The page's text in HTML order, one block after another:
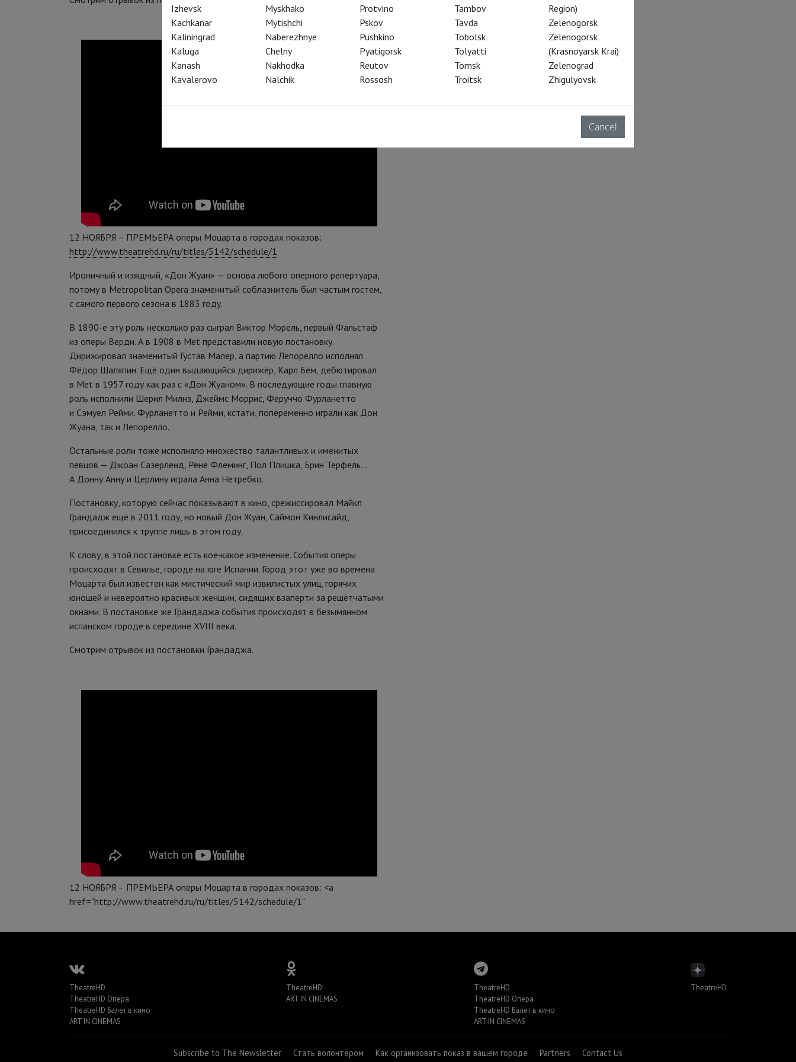
12 НОЯБРЯ – ПРЕМЬЕРА оперы Моцарта в городах показов:
http://www.theatrehd.ru/ru/titles/5142/schedule/1
Ироничный и изящный, «Дон Жуан» — основа любого оперного репертуара,
потому в Metropolitan Opera знаменитый соблазнитель был частым гостем,
с самого первого сезона в 1883 году.
В 1890-е эту роль несколько раз сыграл Виктор Морель, первый Фальстаф
из оперы Верди. А в 1908 в Met представили новую постановку.
Дирижировал знаменитый Густав Малер, а партию Лепорелло исполнял
Фёдор Шаляпин. Ещё один выдающийся дирижёр, Карл Бём, дебютировал
в Met в 1957 году как раз с «Дон Жуаном». В последующие годы главную
роль исполнили Шерил Милнз, Джеймс Моррис, Феруччо Фурланетто
и Сэмуел Рейми. Фурланетто и Рейми, кстати, попеременно играли как Дон
Жуана, так и Лепорелло.
Остальные роли тоже исполняло множество талантливых и именитых
певцов — Джоан Сазерленд, Рене Флеминг, Пол Плишка, Брин Терфель…
А Донну Анну и Церлину играла Анна Нетребко.
Постановку, которую сейчас показывают в кино, срежиссировал Майкл
Грандадж ещё в 2011 году, но новый Дон Жуан, Саймон Кинлисайд,
присоединился к труппе лишь в этом году.
К слову, в этой постановке есть кое‑какое изменение. События оперы
происходят в Севилье, городе на юге Испании. Город этот уже во времена
Моцарта был известен как мистический мир извилистых улиц, горячих
юношей и невероятно красивых женщин, сидящих взаперти за решётчатыми
окнами. В постановке же Грандаджа события происходят в безымянном
испанском городе в середине XVIII века.
Смотрим отрывок из постановки Грандаджа.
12 НОЯБРЯ – ПРЕМЬЕРА оперы Моцарта в городах показов: <a
href="http://www.theatrehd.ru/ru/titles/5142/schedule/1"
TheatreHD
TheatreHD Опера
TheatreHD Балет в кино
ART IN CINEMAS
TheatreHD
ART IN CINEMAS
TheatreHD
TheatreHD Опера
TheatreHD Балет в кино
ART IN CINEMAS
TheatreHD
Subscribe to The Newsletter Стать волонтёром Как организовать показ в вашем городе Partners Contact Us
Izhevsk
Kachkanar
Kaliningrad
Kaluga
Kanash
Kavalerovo
Myskhako
Mytishchi
Naberezhnye
Chelny
Nakhodka
Nalchik
Protvino
Pskov
Pushkino
Pyatigorsk
Reutov
Rossosh
Tambov
Tavda
Tobolsk
Tolyatti
Tomsk
Troitsk
Region)
Zelenogorsk
Zelenogorsk
(Krasnoyarsk Krai)
Zelenograd
Zhigulyovsk
Cancel